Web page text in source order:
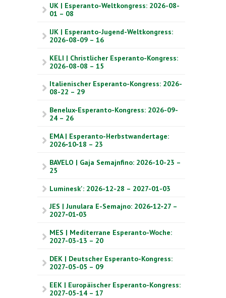
UK | Esperanto-Weltkongress: 2026-08-
01 – 08
IJK | Esperanto-Jugend-Weltkongress:
2026-08-09 – 16
KELI | Christlicher Esperanto-Kongress:
2026-08-08 – 15
Italienischer Esperanto-Kongress: 2026-
08-22 – 29
Benelux-Esperanto-Kongress: 2026-09-
24 – 26
EMA | Esperanto-Herbstwandertage:
2026‑10‑18 – 23
BAVELO | Gaja Semajnfino: 2026-10-23 –
25
Luminesk': 2026-12-28 – 2027-01-03
JES | Junulara E-Semajno: 2026‑12‑27 –
2027‑01‑03
MES | Mediterrane Esperanto-Woche:
2027-03-13 – 20
DEK | Deutscher Esperanto-Kongress:
2027-05-05 – 09
EEK | Europäischer Esperanto-Kongress:
2027-05-14 – 17